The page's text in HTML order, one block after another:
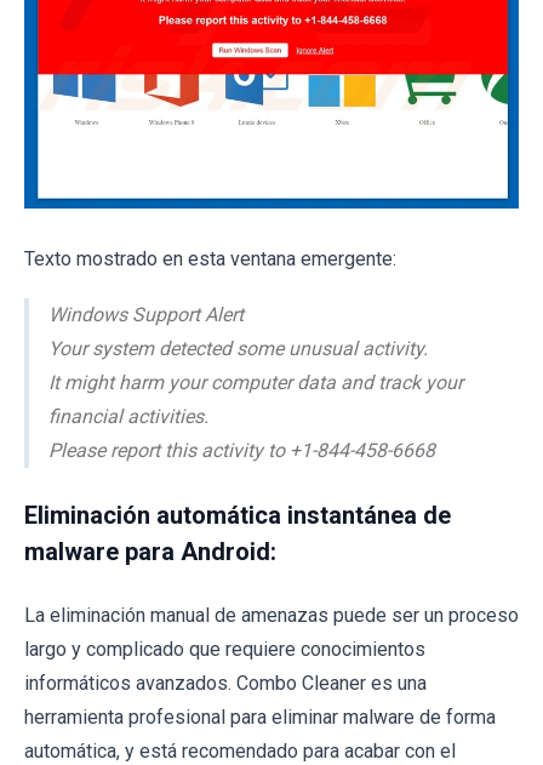
Texto mostrado en esta ventana emergente:
Windows Support Alert
Your system detected some unusual activity.
It might harm your computer data and track your
financial activities.
Please report this activity to +1-844-458-6668
Eliminación automática instantánea de
malware para Android:
La eliminación manual de amenazas puede ser un proceso
largo y complicado que requiere conocimientos
informáticos avanzados. Combo Cleaner es una
herramienta profesional para eliminar malware de forma
automática, y está recomendado para acabar con el